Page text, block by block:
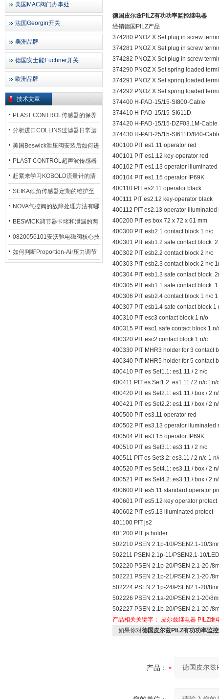
美国MAC阀门办事处
法国Georgin开关
美洲品牌
德国安士能Euchner开关
欧洲品牌
技术文章
PLAST CONTROL传感器的保养
方法
分析进口COLLINS过滤器日常运
行排污步骤
美国Beswick泄压阀安装后如何进
行调试?
PLAST CONTROL超声波传感器
工作原理了解吗？
赶紧来学习KOBOLD流量计的清
洗流程吧
SEIKA倾角传感器定期的维护至
关重要
NOVA气控阀的故障处理方法有哪
些？
BESWICK调节器卡堵和泄漏的两
大问题解决措施
0820056101安沃驰电磁阀核心技
术参数
如何判断Proportion-Air压力调节
德国皮尔兹PILZ有功功率监控继电器
经销德国PILZ产品
374280 PNOZ X Set plug in screw
374281 PNOZ X Set plug in screw
374282 PNOZ X Set plug in screw
374290 PNOZ X Set spring loaded
374291 PNOZ X Set spring loaded
374292 PNOZ X Set spring loaded
374400 H-PAD-15/15-SI800-Cable
374410 H-PAD-15/15-SI611D
374420 H-PAD-15/15-DZF03.1M-Cable
374430 H-PAD-25/15-SI611D/840-
400100 PIT es1.11 operator red
400101 PIT es1.12 key-operator red
400102 PIT es1.13 operator
400104 PIT es1.15 operator IP69K
400110 PIT es2.11 operator black
400111 PIT es2.12 key-operator black
400112 PIT es2.13 operator
400200 PIT es box 72 x 72 x 61 mm
400300 PIT esb2.1 contact block 1 n/c
400301 PIT esb1.2 safe contact block
400302 PIT esb2.2 contact block 2 n/c
400303 PIT esb2.3 contact block 2 n/c
400304 PIT esb1.3 safe contact block
400305 PIT esb1.1 safe contact block
400306 PIT esb2.4 contact block 1 n/c
400307 PIT esb1.4 safe contact block
400310 PIT esc3 contact block 1 n/o
400315 PIT esc1 safe contact block 1
400320 PIT esc2 contact block 1 n/c
400330 PIT MHR3 holder for 3 contact
400340 PIT MHR5 holder for 5 contact
400410 PIT es Set1.1: es1.11 / 2 n/c
400411 PIT es Set1.2: es1.11 / 2 n/c
400420 PIT es Set2.1: es1.11 / box / 2
400421 PIT es Set2.2: es1.11 / box / 2
400500 PIT es3.11 operator red
400502 PIT es3.13 operator iluminated
400504 PIT es3.15 operator IP69K
400510 PIT es Set3.1: es3.11 / 2 n/c
400511 PIT es Set3.2: es3.11 / 2 n/c 1
400520 PIT es Set4.1: es3.11 / box / 2
400521 PIT es Set4.2: es3.11 / box / 2
400600 PIT es5.11 standard operator
400601 PIT es5.12 key operator protect
400602 PIT es5.13 illuminated protect
401100 PIT js2
401200 PIT js holder
502210 PSEN 2.1p-10/PSEN2.1-10/
502211 PSEN 2.1p-11/PSEN2.1-10/
502220 PSEN 2.1p-20/PSEN 2.1-20 /
502221 PSEN 2.1p-21/PSEN 2.1-20 /
502224 PSEN 2.1p-24/PSEN2.1-20/
502226 PSEN 2.1a-20/PSEN 2.1-20/
502227 PSEN 2.1b-20/PSEN 2.1-20 /
产品相关关键字： 皮尔兹继电器 PILZ继
如果你对德国皮尔兹PILZ有功功率监
产品：